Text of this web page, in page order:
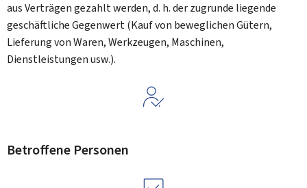
aus Verträgen gezahlt werden, d. h. der zugrunde liegende
geschäftliche Gegenwert (Kauf von beweglichen Gütern,
Lieferung von Waren, Werkzeugen, Maschinen,
Dienstleistungen usw.).
Betroffene Personen